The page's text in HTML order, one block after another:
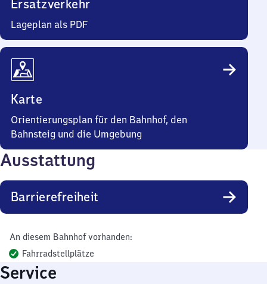
Ersatzverkehr
Lageplan als PDF
Karte
Orientierungsplan für den Bahnhof, den
Bahnsteig und die Umgebung
Ausstattung
Barrierefreiheit
An diesem Bahnhof vorhanden:
Fahrradstellplätze
Service